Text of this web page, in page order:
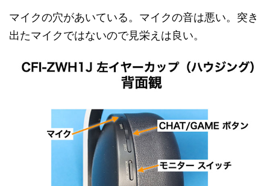
マイクの穴があいている。マイクの音は悪い。突き
出たマイクではないので見栄えは良い。